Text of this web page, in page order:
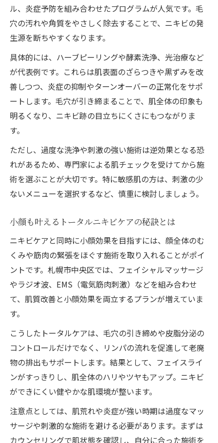
毛穴とニキビケアの専門施術を選ぶ理由
悩み別に選ぶ最適なニキビケア対策法
中央区で理想の小顔を実現する秘訣
小顔とニキビケアを両立できる施術の特徴
毛穴ケアを含む小顔メニューの選び方
実績が豊富な小顔施術とニキビケアの共通
点
中央区で叶える小顔と毛穴ケアのステップ
複数の悩みに対応可能な施術の選定術
ニキビケアと毛穴小顔対策に強い施術を比
較
活用法
複合施術で効率よく肌質改善を目指すコツ
小顔とニキビケアの両立に必要な選定ポイ
ント
毛穴やニキビケアの症例実績を見極める方
法
ル、炎症予防を組み合わせたプログラムが人気です。毛
穴の汚れや角質をやさしく除去することで、ニキビの発
生源を断ちやすくなります。
具体的には、ハーブピーリングや酵素洗浄、光治療など
が代表例です。これらは肌表面のざらつきや黒ずみを改
善しつつ、炎症の抑制やターンオーバーの正常化をサポ
ートします。毛穴が引き締まることで、肌全体の印象も
明るくなり、ニキビ跡の目立ちにくさにもつながりま
す。
ただし、過度な洗浄や刺激の強い施術は逆効果となる恐
れがあるため、専門家による肌チェックを受けてから施
術を選ぶことが大切です。特に敏感肌の方は、刺激の少
ないメニューを選択するなど、慎重に検討しましょう。
小顔も叶えるトータルニキビケアの秘訣とは
ニキビケアと同時に小顔効果を目指すには、顔全体のむ
くみや筋肉の緊張をほぐす施術を取り入れることがポイ
ントです。札幌市中央区では、フェイシャルマッサージ
やラジオ波、EMS（電気筋肉刺激）などを組み合わせ
て、肌質改善と小顔効果を両立するプランが増えていま
す。
こうしたトータルケアは、毛穴の引き締めや皮脂分泌の
コントロールだけでなく、リンパの流れを促進して老廃
物の排出もサポートします。結果として、フェイスライ
ンがすっきりし、肌全体のハリやツヤもアップ。ニキビ
ができにくい健やかな肌環境が整います。
注意点としては、肌荒れや炎症が強い時期は過度なマッ
サージや刺激的な施術を避ける必要があります。まずは
カウンセリングで肌状態を確認し、自分に合った施術を